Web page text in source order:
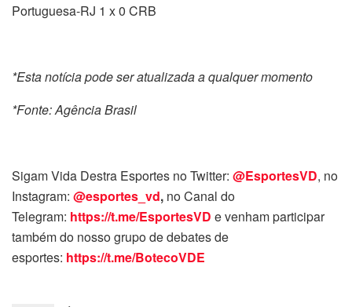
Portuguesa-RJ 1 x 0 CRB
*Esta notícia pode ser atualizada a qualquer momento
*Fonte: Agência Brasil
Sigam Vida Destra Esportes no Twitter: @EsportesVD, no
Instagram: @esportes_vd, no Canal do
Telegram: https://t.me/EsportesVD e venham participar
também do nosso grupo de debates de
esportes: https://t.me/BotecoVDE